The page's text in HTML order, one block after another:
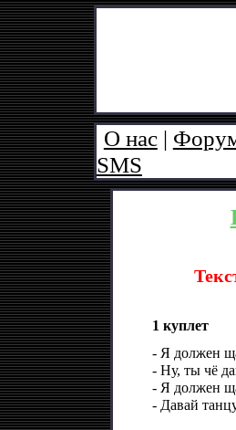
О нас|
SMS
1 куплет
- Я должен
- Ну, ты чё
- Я должен
- Давай